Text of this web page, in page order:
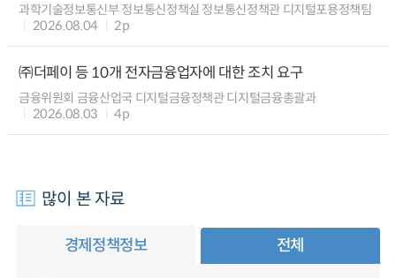
과학기술정보통신부 정보통신정책실 정보통신정책관 디지털포용정책팀
2026.08.04
2p
㈜더페이 등 10개 전자금융업자에 대한 조치 요구
금융위원회 금융산업국 디지털금융정책관 디지털금융총괄과
2026.08.03
4p
많이 본 자료
경제정책정보 전체